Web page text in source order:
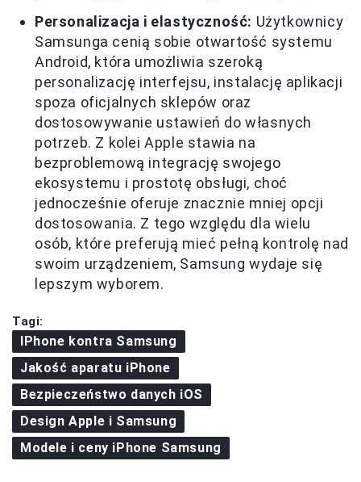
Personalizacja i elastyczność: Użytkownicy
Samsunga cenią sobie otwartość systemu
Android, która umożliwia szeroką
personalizację interfejsu, instalację aplikacji
spoza oficjalnych sklepów oraz
dostosowywanie ustawień do własnych
potrzeb. Z kolei Apple stawia na
bezproblemową integrację swojego
ekosystemu i prostotę obsługi, choć
jednocześnie oferuje znacznie mniej opcji
dostosowania. Z tego względu dla wielu
osób, które preferują mieć pełną kontrolę nad
swoim urządzeniem, Samsung wydaje się
lepszym wyborem.
Tagi:
IPhone kontra Samsung
Jakość aparatu iPhone
Bezpieczeństwo danych iOS
Design Apple i Samsung
Modele i ceny iPhone Samsung